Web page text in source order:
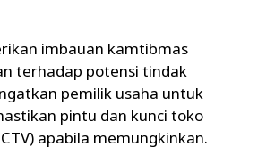
imbauan kamtibmas
terhadap potensi tindak
pemilik usaha untuk
pintu dan kunci toko
apabila memungkinkan.